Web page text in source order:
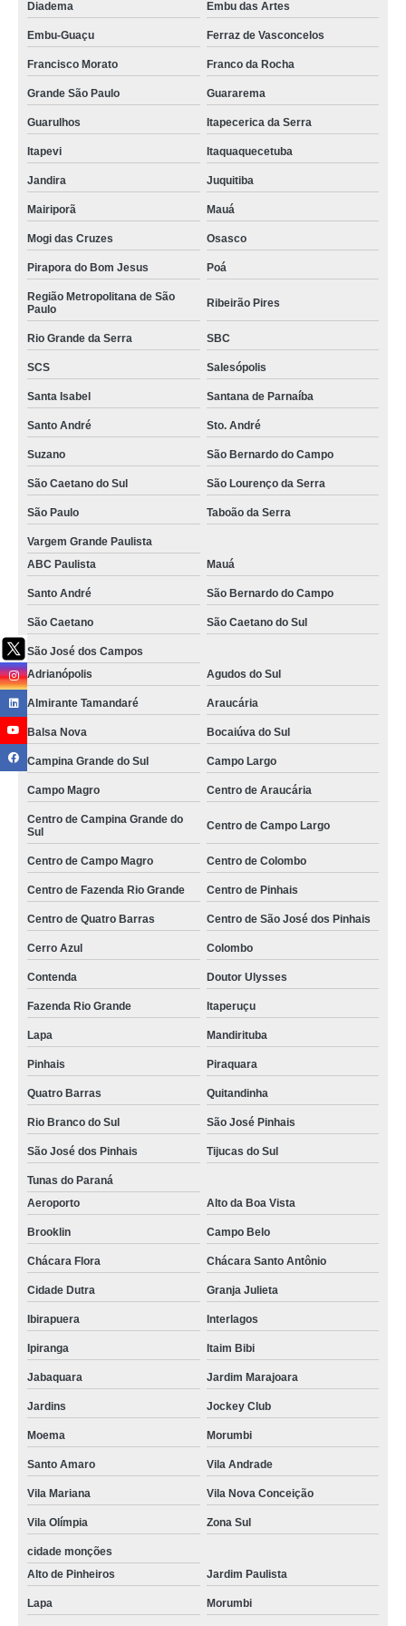
onde faz serviço de paisagismo vertical Santa Isabel
empresa especializada em serviço especializado em paisagismo e
jardinagem em condomínios Resende
onde faz serviço de paisagismo apartamento Andradina
serviço de paisagismo e jardinagem residencial valores Jardins
empresa especializada em serviço de paisagismo vertical ABC
serviço de paisagismo predial valores Mairiporã
serviço de paisagismo condominial valores Itaim Bibi
serviço especializado em paisagismo e jardinagem em condomínios São
Paulo
serviço de paisagismo vertical valores Limeira
empresa especializada em serviço especializado em paisagismo e
jardinagem em condomínios Itajubá
empresa especializada em serviço de paisagismo e jardinagem residencial
Jardim Marajoara
onde faz serviço de paisagismo em prédios residenciais Ponta Grossa
serviço de paisagismo e jardinagem em condomínios valores Ribeirão Pires
onde faz serviço de paisagismo em prédios Maringá
serviço de paisagismo e jardinagem residencial valores Porto Real
onde faz serviço de paisagismo em prédios residenciais Americana
empresa especializada em serviço de paisagismo predial Pouso Alegre
serviço de paisagismo em prédios valores Maringá
serviço de paisagismo valores Guarulhos
onde faz serviço de paisagismo e jardinagem residencial SCS
serviço de paisagismo e jardinagem residencial Pirapora do Bom Jesus
onde faz serviço de paisagismo e jardinagem em condomínios Nova
Resende
serviço de paisagismo residencial Aeroporto
serviço de paisagismo de jardim Londrina
serviço de paisagismo Cascavel
serviço de paisagismo de jardim valores Hortolândia
serviço de paisagismo e jardinagem em condomínios Santa Cruz do Rio
onde faz serviço de paisagismo de jardim Promissão
onde faz serviço de paisagismo residencial SBC
serviço de paisagismo predial valores Juquitiba
onde faz serviço de paisagismo em prédios Santo André
serviço especializado em paisagismo e jardinagem em condomínios Campo
Largo
onde faz serviço especializado em paisagismo e jardinagem em
condomínios Jockey Club
serviço de paisagismo residencial valores Franco da Rocha
serviço de paisagismo vertical valores Santa Cruz do Rio Pardo
serviço de paisagismo condominial valores Centro de Araucária
serviço de paisagismo apartamento valores Granja Julieta
serviço de paisagismo predial Centro de Campo Largo
onde faz serviço de paisagismo predial Itaquaquecetuba
empresa especializada em serviço de paisagismo Jacareí
empresa especializada em serviço de paisagismo apartamento Petrópolis
serviço de paisagismo em prédios residenciais valores Varginha
onde faz serviço de paisagismo predial São José Pinhais
serviço de paisagismo condominial Itaim Bibi
Diadema Embu das Artes
Embu-Guaçu Ferraz de Vasconcelos
Francisco Morato Franco da Rocha
Grande São Paulo Guararema
Guarulhos Itapecerica da Serra
Itapevi Itaquaquecetuba
Jandira Juquitiba
Mairiporã Mauá
Mogi das Cruzes Osasco
Pirapora do Bom Jesus Poá
Região Metropolitana de São
Paulo
Ribeirão Pires
Rio Grande da Serra SBC
SCS Salesópolis
Santa Isabel Santana de Parnaíba
Santo André Sto. André
Suzano São Bernardo do Campo
São Caetano do Sul São Lourenço da Serra
São Paulo Taboão da Serra
Vargem Grande Paulista
ABC Paulista
Mauá
Santo André São Bernardo do Campo
São Caetano São Caetano do Sul
São José dos Campos
Adrianópolis
Agudos do Sul
Almirante Tamandaré Araucária
Balsa Nova Bocaiúva do Sul
Campina Grande do Sul Campo Largo
Campo Magro Centro de Araucária
Centro de Campina Grande do
Sul
Centro de Campo Largo
Centro de Campo Magro Centro de Colombo
Centro de Fazenda Rio Grande Centro de Pinhais
Centro de Quatro Barras Centro de São José dos Pinhais
Cerro Azul Colombo
Contenda Doutor Ulysses
Fazenda Rio Grande Itaperuçu
Lapa Mandirituba
Pinhais Piraquara
Quatro Barras Quitandinha
Rio Branco do Sul São José Pinhais
São José dos Pinhais Tijucas do Sul
Tunas do Paraná
Aeroporto
Alto da Boa Vista
Brooklin Campo Belo
Chácara Flora Chácara Santo Antônio
Cidade Dutra Granja Julieta
Ibirapuera Interlagos
Ipiranga Itaim Bibi
Jabaquara Jardim Marajoara
Jardins Jockey Club
Moema Morumbi
Santo Amaro Vila Andrade
Vila Mariana Vila Nova Conceição
Vila Olímpia Zona Sul
cidade monções
Alto de Pinheiros
Jardim Paulista
Lapa Morumbi